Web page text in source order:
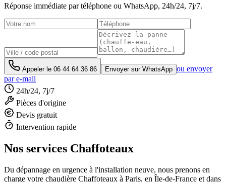
Réponse immédiate par téléphone ou WhatsApp, 24h/24, 7j/7.
Appeler le 06 44 64 36 86 Envoyer sur WhatsApp ou envoyer
par e-mail
24h/24, 7j/7
Pièces d'origine
Devis gratuit
Intervention rapide
Nos services Chaffoteaux
Du dépannage en urgence à l'installation neuve, nous prenons en
charge votre chaudière Chaffoteaux à Paris, en Île-de-France et dans